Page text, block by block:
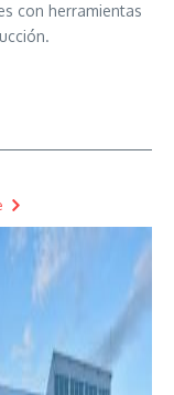
con herramientas